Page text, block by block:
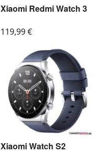
Xiaomi Redmi Watch 3
119,99€
Xiaomi Watch S2